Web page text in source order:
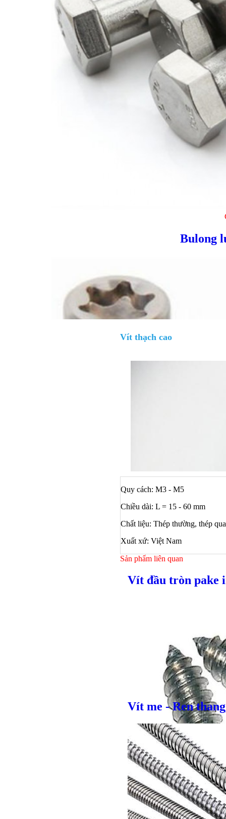
Bulong
Vít thạch cao
Quy cách: M3 - M5
Chiều dài: L = 15 - 60 mm
Chất liệu: Thép thường, thép
Xuất xứ: Việt Nam
Sản phẩm liên quan
Vít đầu tròn pake
Vít me - Ren